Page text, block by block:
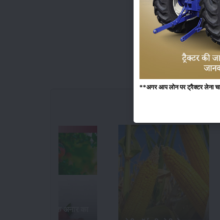
भारत में सर्वाधिक अनार का
**अगर आप लोन पर ट्रैक्टर लेना